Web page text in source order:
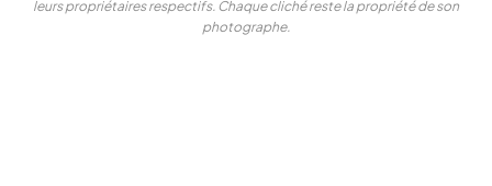
leurs propriétaires respectifs. Chaque cliché reste la propriété de son
photographe.